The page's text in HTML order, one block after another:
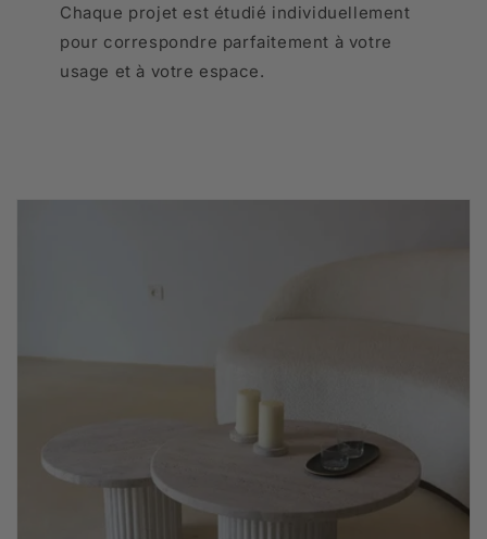
Chaque projet est étudié individuellement
pour correspondre parfaitement à votre
usage et à votre espace.